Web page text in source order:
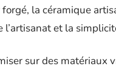
la céramique
et la
sur des matériaux